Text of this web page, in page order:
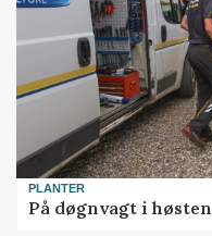
PLANTER
På døgnvagt i høsten